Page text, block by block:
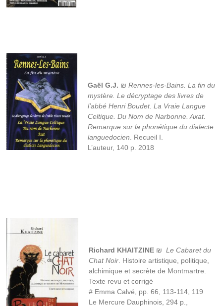
Gaël G.J. ₪Rennes-les-Bains. La fin du
mystère. Le décryptage des livres de
l’abbé Henri Boudet. La Vraie Langue
Celtique. Du Nom de Narbonne. Axat.
Remarque sur la phonétique du dialecte
languedocien . Recueil I.
L’auteur, 140 p. 2018
Richard KHAITZINE ₪Le Cabaret du
Chat Noir . Histoire artistique, politique,
alchimique et secrète de Montmartre.
Texte revu et corrigé
# Emma Calvé, pp. 66, 113-114, 119
Le Mercure Dauphinois, 294 p.,